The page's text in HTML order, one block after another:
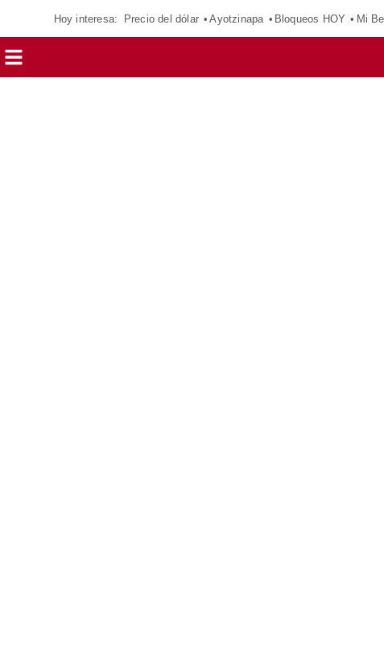
Hoy interesa: Precio del dólar Ayotzinapa Bloqueos HOY Mi